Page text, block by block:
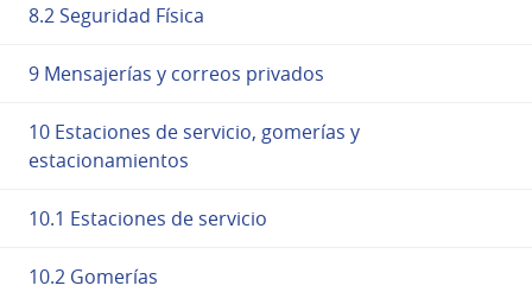
8.2 Seguridad Física
9 Mensajerías y correos privados
10 Estaciones de servicio, gomerías y
estacionamientos
10.1 Estaciones de servicio
10.2 Gomerías